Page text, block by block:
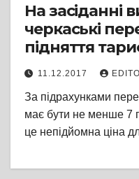
На засіданні
черкаські
підняття
11.12.2017
За підрахунками
має бути не менше 7
це непідйомна ціна